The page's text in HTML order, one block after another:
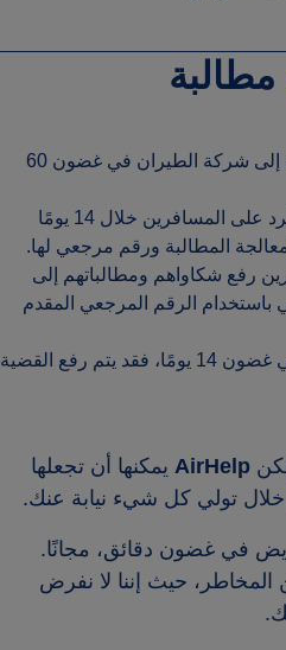
يجب تقديم جميع المطالبات إلى شركة الطيران في غضون 60
يجب على شركة الطيران الرد على المسافرين خلال 14 يومًا
المطالبة ورقم مرجعي لها.
رفع شكاواهم ومطالباتهم إلى
باستخدام الرقم المرجعي المقدم
إذا لم ترد شركة الطيران في غضون 14 يومًا، فقد يتم رفع القضية
AirHelp يمكنها أن تجعلها
تولي كل شيء نيابة عنك.
في غضون دقائق، مجانًا.
المخاطر، حيث إننا لا نفرض